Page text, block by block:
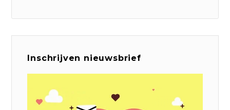
Inschrijven nieuwsbrief